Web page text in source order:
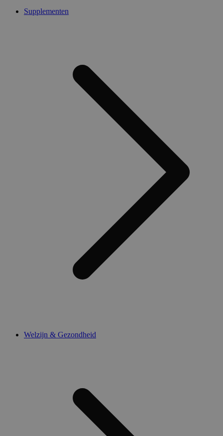
Supplementen
Welzijn & Gezondheid